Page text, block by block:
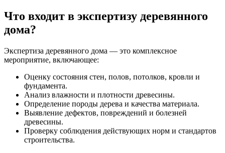
Что входит в экспертизу деревянного
дома?
Экспертиза деревянного дома — это комплексное
мероприятие, включающее:
Оценку состояния стен, полов, потолков, кровли и
фундамента.
Анализ влажности и плотности древесины.
Определение породы дерева и качества материала.
Выявление дефектов, повреждений и болезней
древесины.
Проверку соблюдения действующих норм и стандартов
строительства.